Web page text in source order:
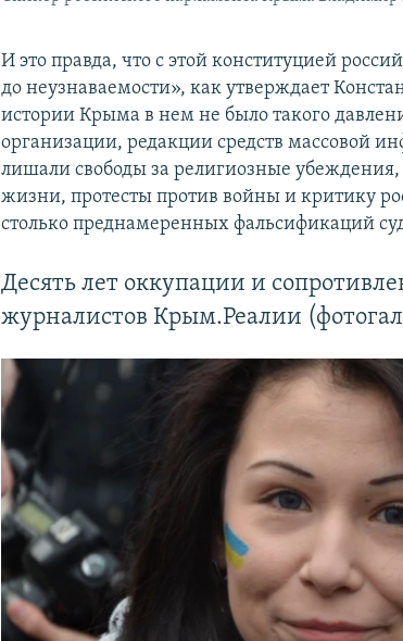
И это правда, что с этой конституцией
до неузнаваемости», как утверждает
истории Крыма в нем не было такого
организации, редакции средств массовой
лишали свободы за религиозные
жизни, протесты против войны и критику
столько преднамеренных фальсификаций
Десять лет оккупации и
журналистов Крым.Реалии